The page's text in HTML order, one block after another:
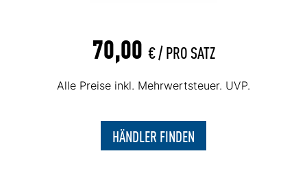
70,00 € /PRO SATZ
Alle Preise inkl. Mehrwertsteuer. UVP.
HÄNDLER FINDEN